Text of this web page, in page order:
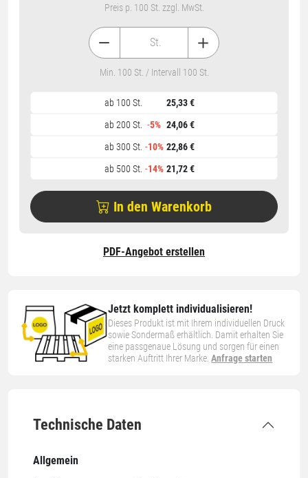
Jetzt komplett individualisieren!
Dieses Produkt ist mit Ihrem individuellen Druck
sowie Sondermaß erhältlich. Damit erhalten Sie
eine passgenaue Lösung und sorgen für einen
starken Auftritt Ihrer Marke.Anfrage starten
Technische Daten
Allgemein
Preis p. 100 St. zzgl. MwSt.
ab 100 St.
25,33 €
ab 200 St.
-5% 24,06 €
ab 300 St. -10% 22,86 €
ab 500 St. -14% 21,72 €
St.
Min. 100 St. / Intervall 100 St.
In den Warenkorb
PDF-Angebot erstellen